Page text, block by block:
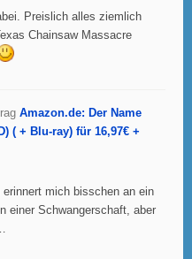
Preislich alles ziemlich
Chainsaw Massacre
Amazon.de: Der Name
( + Blu-ray) für 16,97€ +
mich bisschen an ein
einer Schwangerschaft, aber